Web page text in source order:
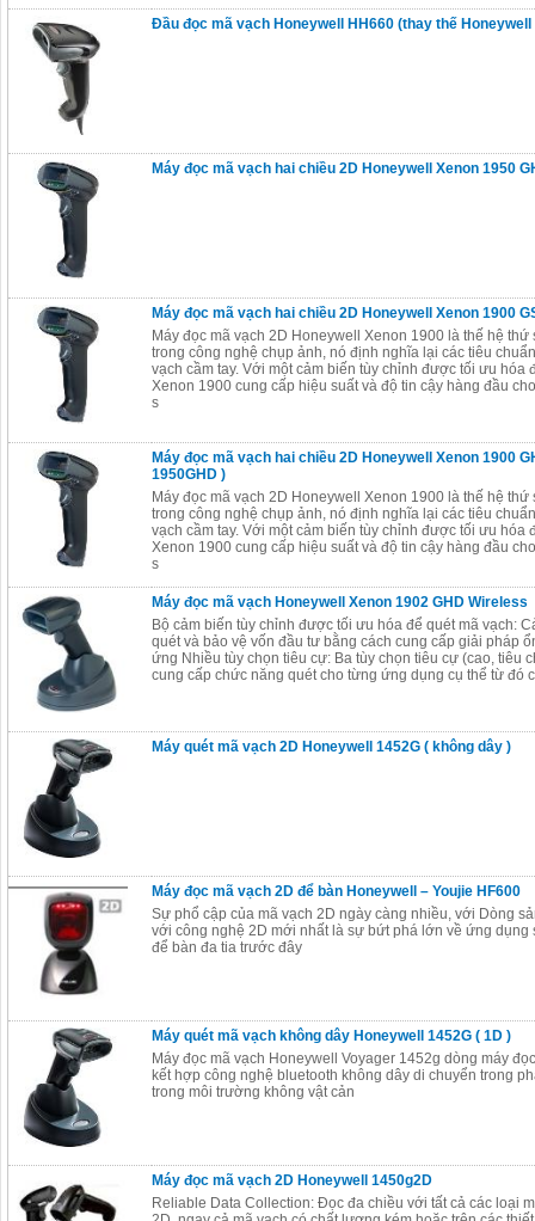
Đầu đọc mã vạch Honeywell HH660 (thay thế Honeywell
Máy đọc mã vạch hai chiều 2D Honeywell Xenon 1950
Máy đọc mã vạch hai chiều 2D Honeywell Xenon 1900
Máy đọc mã vạch 2D Honeywell Xenon 1900 là thế hệ
trong công nghệ chụp ảnh, nó định nghĩa lại các tiêu
vạch cầm tay. Với một cảm biến tùy chỉnh được tối ưu hóa
Xenon 1900 cung cấp hiệu suất và độ tin cậy hàng đầu
s
Máy đọc mã vạch hai chiều 2D Honeywell Xenon 1900
1950GHD )
Máy đọc mã vạch 2D Honeywell Xenon 1900 là thế hệ
trong công nghệ chụp ảnh, nó định nghĩa lại các tiêu
vạch cầm tay. Với một cảm biến tùy chỉnh được tối ưu hóa
Xenon 1900 cung cấp hiệu suất và độ tin cậy hàng đầu
s
Máy đọc mã vạch Honeywell Xenon 1902 GHD Wireless
Bộ cảm biến tùy chỉnh được tối ưu hóa để quét mã vạch:
quét và bảo vệ vốn đầu tư bằng cách cung cấp giải pháp
ứng Nhiều tùy chọn tiêu cự: Ba tùy chọn tiêu cự (cao, tiêu
cung cấp chức năng quét cho từng ứng dụng cụ thể từ đó
Máy quét mã vạch 2D Honeywell 1452G ( không dây )
Máy đọc mã vạch 2D để bàn Honeywell – Youjie HF600
Sự phổ cập của mã vạch 2D ngày càng nhiều, với Dòng
với công nghệ 2D mới nhất là sự bứt phá lớn về ứng dụng
để bàn đa tia trước đây
Máy quét mã vạch không dây Honeywell 1452G ( 1D )
Máy đọc mã vạch Honeywell Voyager 1452g dòng máy
kết hợp công nghệ bluetooth không dây di chuyển trong
trong môi trường không vật cản
Máy đọc mã vạch 2D Honeywell 1450g2D
Reliable Data Collection: Đọc đa chiều với tất cả các loại